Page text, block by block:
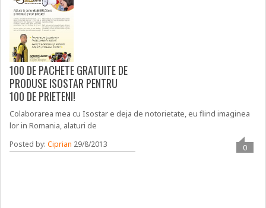
100 DE PACHETE GRATUITE DE
PRODUSE ISOSTAR PENTRU
100 DE PRIETENI!
Colaborarea mea cu Isostar e deja de notorietate, eu fiind imaginea
lor in Romania, alaturi de
Posted by:Ciprian 29/8/2013 0